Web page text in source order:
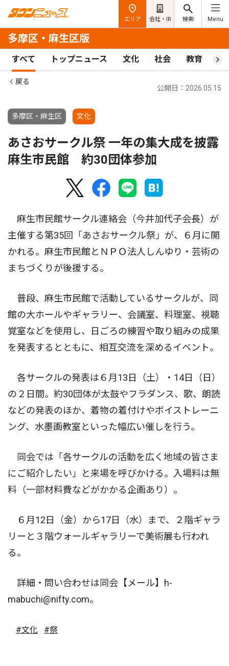
エリア 会社・IR 検索 Menu
多摩区・麻生区版
すべて トップニュース 文化 社会 教育 ス
戻る
多摩区・麻生区 文化
公開日：2026.05.15
あさおサークル祭 一年の集大成を披露
麻生市民館 約30団体参加
麻生市民館サークル連絡会（今井加代子会長）が
主催する第35回「あさおサークル祭」が、６月に開
かれる。麻生市民館とＮＰＯ法人しんゆり・芸術の
まちづくりが後援する。
普段、麻生市民館で活動しているサークルが、同
館の大ホールやギャラリー、会議室、料理室、視聴
覚室などを使用し、日ごろの練習や取り組みの成果
を発表するとともに、相互交流を深めるイベント。
各サークルの発表は６月13日（土）・14日（日）
の２日間。約30団体が太鼓やフラダンス、歌、朗読
などの発表のほか、着物の着付けやボイストレーニ
ング、水墨画教室といった幅広い催しを行う。
同会では「各サークルの活動を広く地域の皆さま
にご紹介したい」と来場を呼びかける。入場料は無
料（一部材料費などがかかる企画あり）。
６月12日（金）から17日（水）まで、２階ギャラ
リーと３階ウォールギャラリーで美術展も行われ
る。
詳細・問い合わせは同会【メール】h-
mabuchi@nifty.com。
#文化 #祭